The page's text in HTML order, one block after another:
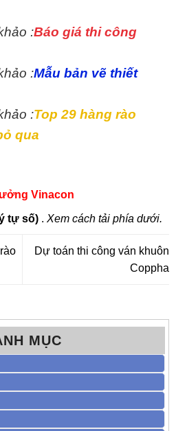
:Báo giá thi công
:Mẫu bản vẽ thiết
:Top 29 hàng rào
qua
Vinacon
tự số). Xem cách tải phía dưới.
Dự toán thi công ván khuôn
Coppha
MỤC